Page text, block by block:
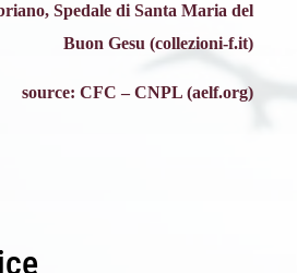
Spedale di Santa Maria del
Buon Gesu (collezioni-f.it)
source: CFC – CNPL (aelf.org)